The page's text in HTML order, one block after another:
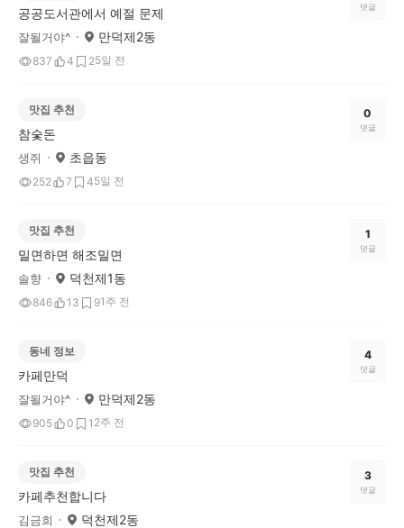
공공도서관에서 예절 문제
잘될거야^ 만덕제2동
837 4 25일 전
댓글
맛집 추천
참숯돈
생쥐 초읍동
252 7 45일 전
0
댓글
맛집 추천
밀면하면 해조밀면
솔향 덕천제1동
846 13 91주 전
1
댓글
동네 정보
카페만덕
잘될거야^ 만덕제2동
905 0 1 2주 전
4
댓글
맛집 추천
카페추천합니다
김금희 덕천제2동
3
댓글